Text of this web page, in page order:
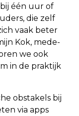
één uur of
die zelf
vaak beter
Kok, mede-
we ook
in de praktijk
obstakels bij
via apps